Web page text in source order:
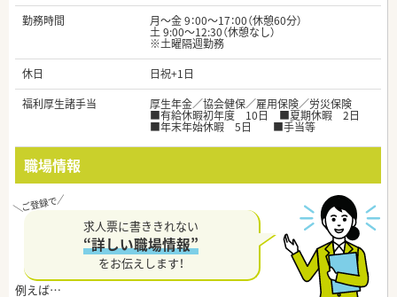
勤務時間
月～金 9：00～17：00（休憩60分）
土 9:00～12:30（休憩なし）
※土曜隔週勤務
休日
日祝+1日
福利厚生諸手当
厚生年金／協会健保／雇用保険／労災保険
■有給休暇初年度 10日 ■夏期休暇 2日
■年末年始休暇 5日 ■手当等
職場情報
求人票に書ききれない
“詳しい職場情報”
をお伝えします！